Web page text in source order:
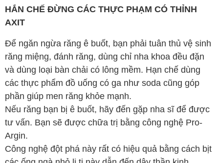
HẮN CHẾ ĐỪNG CÁC THỰC PHẠM CÓ THỈNH
AXIT
Để ngăn ngừa răng ê buốt, bạn phải tuân thủ vệ sinh
răng miệng, đánh răng, dùng chỉ nha khoa đều đặn
và dùng loại bàn chải có lông mềm. Hạn chế dùng
các thực phẩm đồ uống có ga như soda cũng góp
phần giúp men răng khỏe mạnh.
Nếu răng bạn bị ê buốt, hãy đến gặp nha sĩ để được
tư vấn. Bạn sẽ được chữa trị bằng công nghệ Pro-
Argin.
Công nghệ đột phá này rất có hiệu quả bằng cách bịt